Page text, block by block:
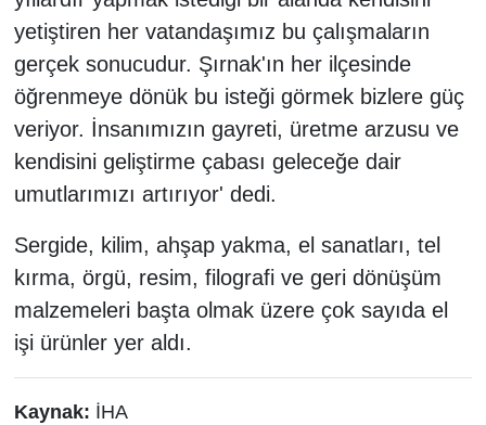
yetiştiren her vatandaşımız bu çalışmaların
gerçek sonucudur. Şırnak'ın her ilçesinde
öğrenmeye dönük bu isteği görmek bizlere güç
veriyor. İnsanımızın gayreti, üretme arzusu ve
kendisini geliştirme çabası geleceğe dair
umutlarımızı artırıyor' dedi.
Sergide, kilim, ahşap yakma, el sanatları, tel
kırma, örgü, resim, filografi ve geri dönüşüm
malzemeleri başta olmak üzere çok sayıda el
işi ürünler yer aldı.
Kaynak: İHA